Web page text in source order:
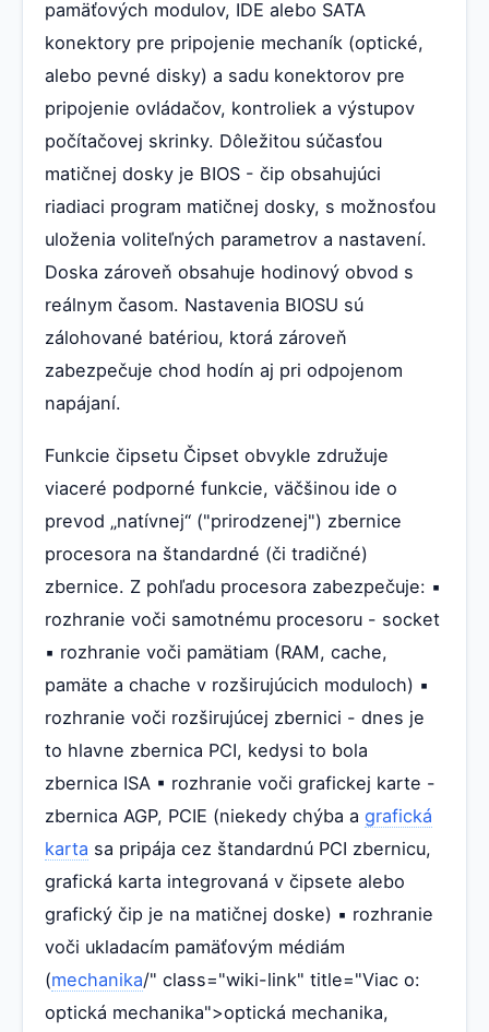
pamäťových modulov, IDE alebo SATA
konektory pre pripojenie mechaník (optické,
alebo pevné disky) a sadu konektorov pre
pripojenie ovládačov, kontroliek a výstupov
počítačovej skrinky. Dôležitou súčasťou
matičnej dosky je BIOS - čip obsahujúci
riadiaci program matičnej dosky, s možnosťou
uloženia voliteľných parametrov a nastavení.
Doska zároveň obsahuje hodinový obvod s
reálnym časom. Nastavenia BIOSU sú
zálohované batériou, ktorá zároveň
zabezpečuje chod hodín aj pri odpojenom
napájaní.
Funkcie čipsetu Čipset obvykle združuje
viaceré podporné funkcie, väčšinou ide o
prevod „natívnej“ ("prirodzenej") zbernice
procesora na štandardné (či tradičné)
zbernice. Z pohľadu procesora zabezpečuje: ▪
rozhranie voči samotnému procesoru - socket
▪ rozhranie voči pamätiam (RAM, cache,
pamäte a chache v rozširujúcich moduloch) ▪
rozhranie voči rozširujúcej zbernici - dnes je
to hlavne zbernica PCI, kedysi to bola
zbernica ISA ▪ rozhranie voči grafickej karte -
zbernica AGP, PCIE (niekedy chýba a grafická
karta sa pripája cez štandardnú PCI zbernicu,
grafická karta integrovaná v čipsete alebo
grafický čip je na matičnej doske) ▪ rozhranie
voči ukladacím pamäťovým médiám
(mechanika/" class="wiki-link" title="Viac o:
optická mechanika">optická mechanika,